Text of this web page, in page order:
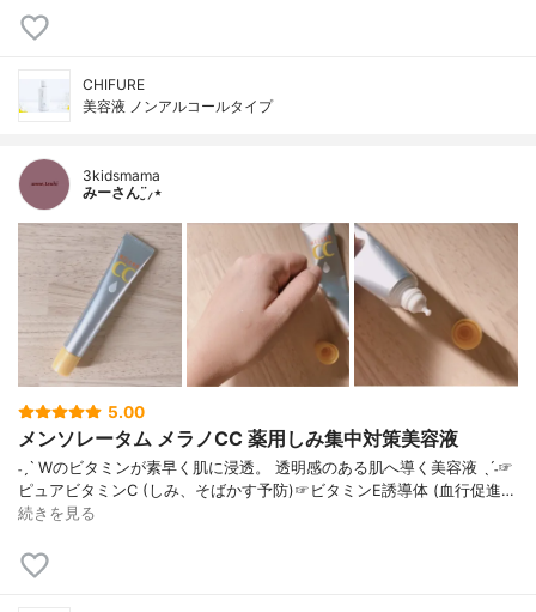
CHIFURE
美容液 ノンアルコールタイプ
3kidsmama
みーさん¨̮⸝⋆
5.00
メンソレータム メラノCC 薬用しみ集中対策美容液
˗ˏˋ Wのビタミンが素早く肌に浸透。 透明感のある肌へ導く美容液 ˎˊ˗☞
ピュアビタミンC (しみ、そばかす予防)☞ビタミンE誘導体 (血行促進…
続きを見る